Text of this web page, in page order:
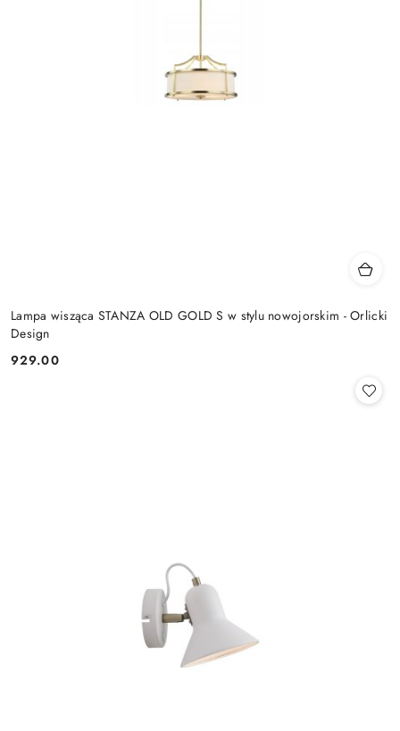
Lampa wisząca STANZA OLD GOLD S w stylu nowojorskim - Orlicki
Design
Cena:
929.00